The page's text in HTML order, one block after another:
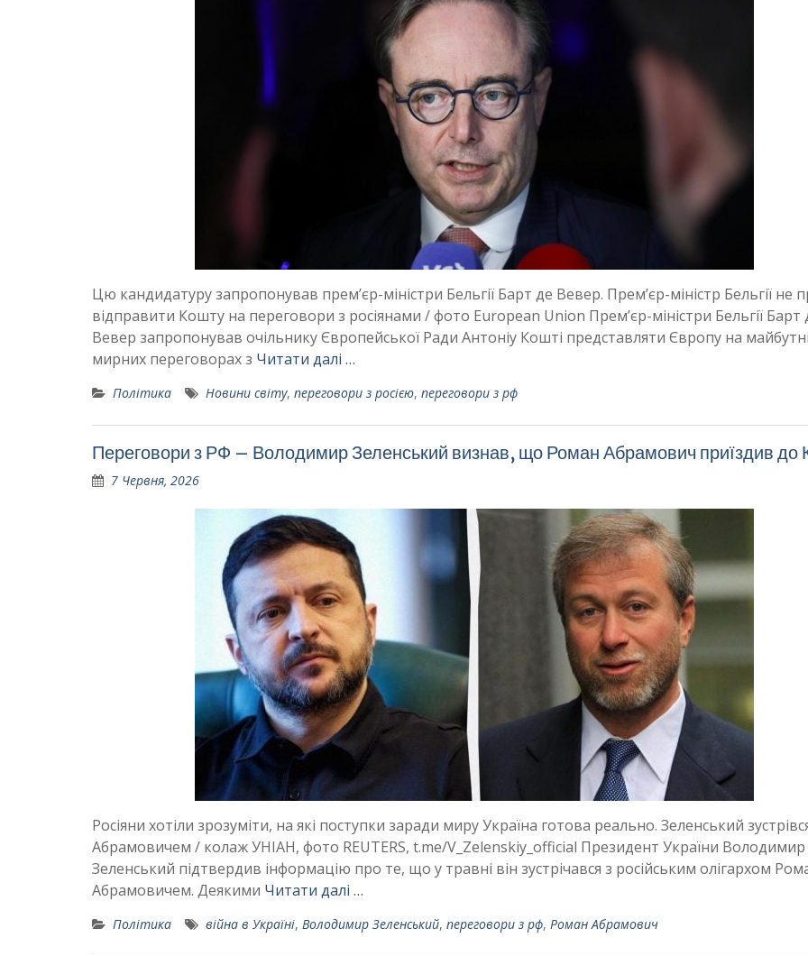
Цю кандидатуру запропонував прем’єр-міністри Бельгії Барт де Вевер. Премʼєр-міністр Бельгії не
відправити Кошту на переговори з росіянами / фото European Union Прем’єр-міністри Бельгії Барт
Вевер запропонував очільнику Європейської Ради Антоніу Кошті представляти Європу на
мирних переговорах з Читати далі …
Політика Новини світу, переговори з росією, переговори з рф
Переговори з РФ – Володимир Зеленський визнав, що Роман Абрамович приїздив до
7 Червня, 2026
Росіяни хотіли зрозуміти, на які поступки заради миру Україна готова реально. Зеленський
Абрамовичем / колаж УНІАН, фото REUTERS, t.me/V_Zelenskiy_official Президент України Володимир
Зеленський підтвердив інформацію про те, що у травні він зустрічався з російським олігархом
Абрамовичем. Деякими Читати далі …
Політика війна в Україні, Володимир Зеленський, переговори з рф, Роман Абрамович